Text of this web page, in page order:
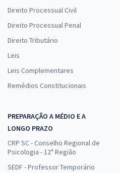
Direito Processual Civil
Direito Processual Penal
Direito Tributário
Leis
Leis Complementares
Remédios Constitucionais
PREPARAÇÃO A MÉDIO E A
LONGO PRAZO
CRP SC - Conselho Regional de
Psicologia - 12ª Região
SEDF - Professor Temporário